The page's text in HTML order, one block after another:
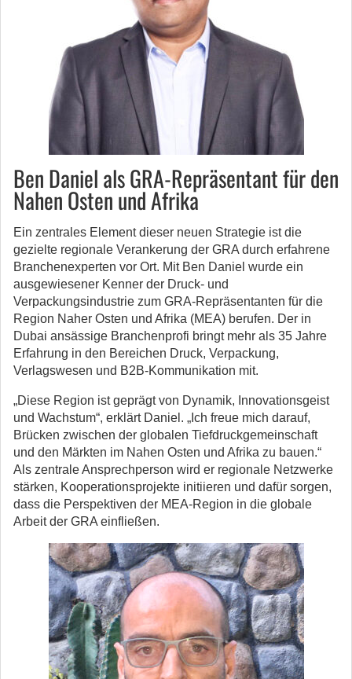
Ben Daniel als GRA-Repräsentant für den
Nahen Osten und Afrika
Ein zentrales Element dieser neuen Strategie ist die
gezielte regionale Verankerung der GRA durch erfahrene
Branchenexperten vor Ort. Mit Ben Daniel wurde ein
ausgewiesener Kenner der Druck- und
Verpackungsindustrie zum GRA-Repräsentanten für die
Region Naher Osten und Afrika (MEA) berufen. Der in
Dubai ansässige Branchenprofi bringt mehr als 35 Jahre
Erfahrung in den Bereichen Druck, Verpackung,
Verlagswesen und B2B-Kommunikation mit.
„Diese Region ist geprägt von Dynamik, Innovationsgeist
und Wachstum“, erklärt Daniel. „Ich freue mich darauf,
Brücken zwischen der globalen Tiefdruckgemeinschaft
und den Märkten im Nahen Osten und Afrika zu bauen.“
Als zentrale Ansprechperson wird er regionale Netzwerke
stärken, Kooperationsprojekte initiieren und dafür sorgen,
dass die Perspektiven der MEA-Region in die globale
Arbeit der GRA einfließen.